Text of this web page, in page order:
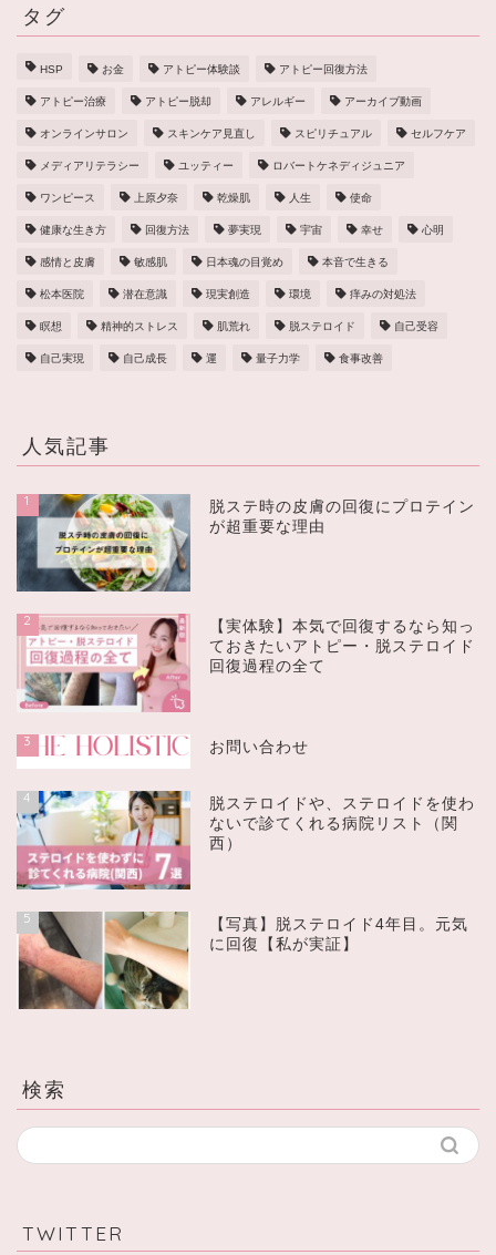
タグ
HSP お金 アトピー体験談 アトピー回復方法
アトピー治療 アトピー脱却 アレルギー アーカイブ動画
オンラインサロン スキンケア見直し スピリチュアル セルフケア
メディアリテラシー ユッティー ロバートケネディジュニア
ワンピース 上原夕奈 乾燥肌 人生 使命
健康な生き方 回復方法 夢実現 宇宙 幸せ 心明
感情と皮膚 敏感肌 日本魂の目覚め 本音で生きる
松本医院 潜在意識 現実創造 環境 痒みの対処法
瞑想 精神的ストレス 肌荒れ 脱ステロイド 自己受容
自己実現 自己成長 運 量子力学 食事改善
人気記事
1
脱ステ時の皮膚の回復にプロテイン
が超重要な理由
2
【実体験】本気で回復するなら知っ
ておきたいアトピー・脱ステロイド
回復過程の全て
3 お問い合わせ
4
脱ステロイドや、ステロイドを使わ
ないで診てくれる病院リスト（関
西）
5
【写真】脱ステロイド4年目。元気
に回復【私が実証】
検索
TWITTER